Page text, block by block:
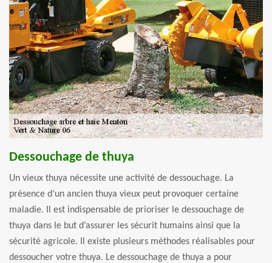
Dessouchage de thuya
Un vieux thuya nécessite une activité de dessouchage. La
présence d’un ancien thuya vieux peut provoquer certaine
maladie. Il est indispensable de prioriser le dessouchage de
thuya dans le but d’assurer les sécurit humains ainsi que la
sécurité agricole. Il existe plusieurs méthodes réalisables pour
dessoucher votre thuya. Le dessouchage de thuya a pour